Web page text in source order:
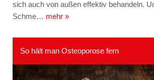
sich auch von außen effektiv behandeln.
Schme… mehr »
So hält man Osteoporose fern